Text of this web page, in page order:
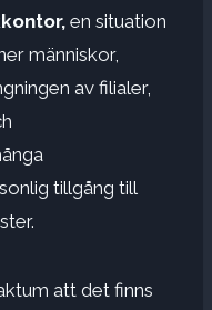
en situation
människor,
av filialer,
tillgång till
att det finns